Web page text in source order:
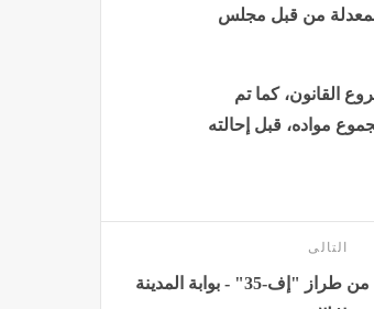
من قبل مجلس
القانون، كما تم
على مجموع مواده، قبل إحالته
التالى
تحطم مقاتلة أميركية من طراز "إف-35" - بوابة المدينة